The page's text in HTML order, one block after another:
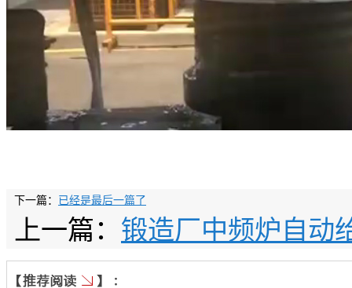
下一篇： 已经是最后一篇了
上一篇： 锻造厂中频炉自动